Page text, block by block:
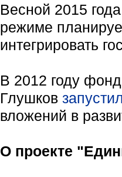
Весной 2015
режиме
интегрировать
В 2012 году
Глушков
вложений в
О проекте